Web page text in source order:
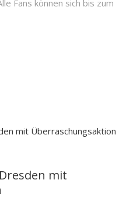
Fans können sich bis zum
mit